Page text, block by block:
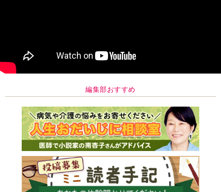
編集部おすすめ